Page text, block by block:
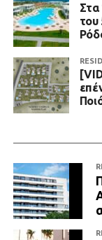
Στα
του